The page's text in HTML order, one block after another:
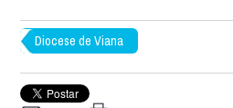
Diocese de Viana